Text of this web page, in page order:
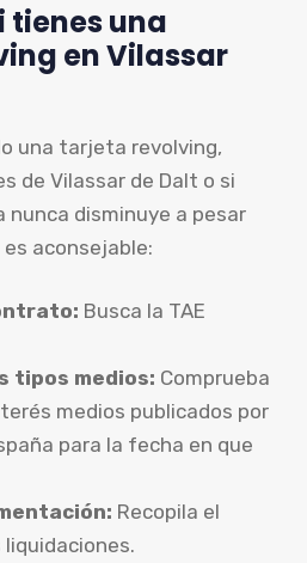
tienes una
en Vilassar
una tarjeta revolving,
de Vilassar de Dalt o si
nunca disminuye a pesar
aconsejable:
Busca la TAE
tipos medios: Comprueba
medios publicados por
para la fecha en que
Recopila el